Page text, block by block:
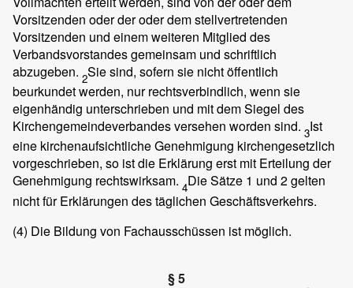
Vorsitzenden oder der oder dem stellvertretenden
Vorsitzenden und einem weiteren Mitglied des
Verbandsvorstandes gemeinsam und schriftlich
abzugeben. 2Sie sind, sofern sie nicht öffentlich
beurkundet werden, nur rechtsverbindlich, wenn sie
eigenhändig unterschrieben und mit dem Siegel des
Kirchengemeindeverbandes versehen worden sind. 3Ist
eine kirchenaufsichtliche Genehmigung kirchengesetzlich
vorgeschrieben, so ist die Erklärung erst mit Erteilung der
Genehmigung rechtswirksam. 4Die Sätze 1 und 2 gelten
nicht für Erklärungen des täglichen Geschäftsverkehrs.
(4) Die Bildung von Fachausschüssen ist möglich.
§ 5